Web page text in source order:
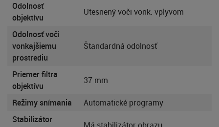
Odolnosť
objektívu
Utesnený voči vonk. vplyvom
Odolnosť voči
vonkajšiemu
prostrediu
Štandardná odolnosť
Priemer filtra
objektívu
37 mm
Režimy snímania
Automatické programy
Stabilizátor